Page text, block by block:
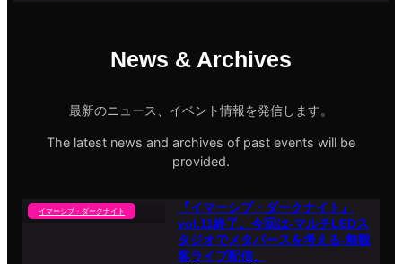
ー
ク
ト』
終
了。
マ
ル
News & Archives
最新のニュース、イベント情報を発信します。
The latest news and archives of past events will be
provided.
イマーシブ・ダークナイト
『イマーシブ・ダークナイト』
vol.11終了。今回は-マルチLEDス
タジオでメタバースを考える-無観
客ライブ配信。